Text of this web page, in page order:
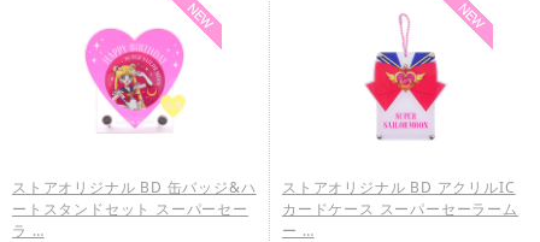
ストアオリジナル BD 缶バッジ&ハ
ートスタンドセット スーパーセー
ラ …
ストアオリジナル BD アクリルIC
カードケース スーパーセーラーム
ー …